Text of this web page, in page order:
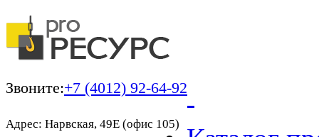
Звоните:+7 (4012) 92-64-92
Адрес: Нарвская, 49Е (офис 105)